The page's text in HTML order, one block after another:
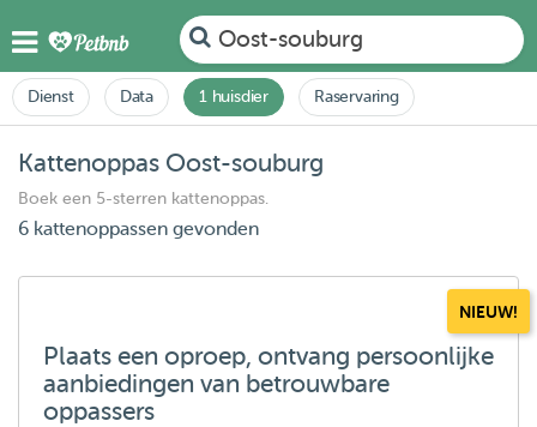
Oost-souburg
Dienst Data 1 huisdier Raservaring
Kattenoppas Oost-souburg
Boek een 5-sterren kattenoppas.
6 kattenoppassen gevonden
NIEUW!
Plaats een oproep, ontvang persoonlijke
aanbiedingen van betrouwbare
oppassers